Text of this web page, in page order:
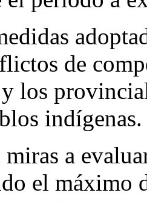
de
los
indígenas.
a
el máximo